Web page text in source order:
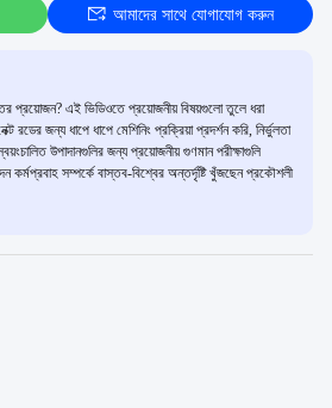
আমাদের সাথে যোগাযোগ করুন
প্রয়োজন? এই ভিডিওতে প্রয়োজনীয় বিষয়গুলো তুলে ধরা
রডের জন্য ধাপে ধাপে মেশিনিং প্রক্রিয়া প্রদর্শন করি, নির্ভুলতা
উপাদানগুলির জন্য প্রয়োজনীয় গুণমান পরীক্ষাগুলি
কর্মপ্রবাহ সম্পর্কে বাস্তব-বিশ্বের অন্তর্দৃষ্টি খুঁজছেন প্রকৌশলী